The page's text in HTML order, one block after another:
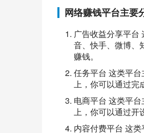
网络赚钱平台主要
广告收益分享平台
音、快手、微博、
赚钱。
任务平台 这类平
上，你可以通过完
电商平台 这类平
上，你可以通过开
内容付费平台 这